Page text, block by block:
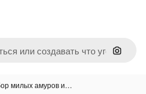
Поиск
милых амуров и…